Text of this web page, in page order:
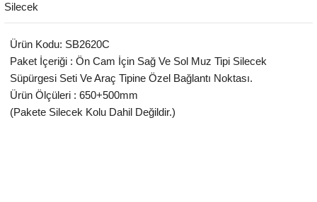
Silecek
Ürün Kodu: SB2620C
Paket İçeriği : Ön Cam İçin Sağ Ve Sol Muz Tipi Silecek
Süpürgesi Seti Ve Araç Tipine Özel Bağlantı Noktası.
Ürün Ölçüleri : 650+500mm
(Pakete Silecek Kolu Dahil Değildir.)